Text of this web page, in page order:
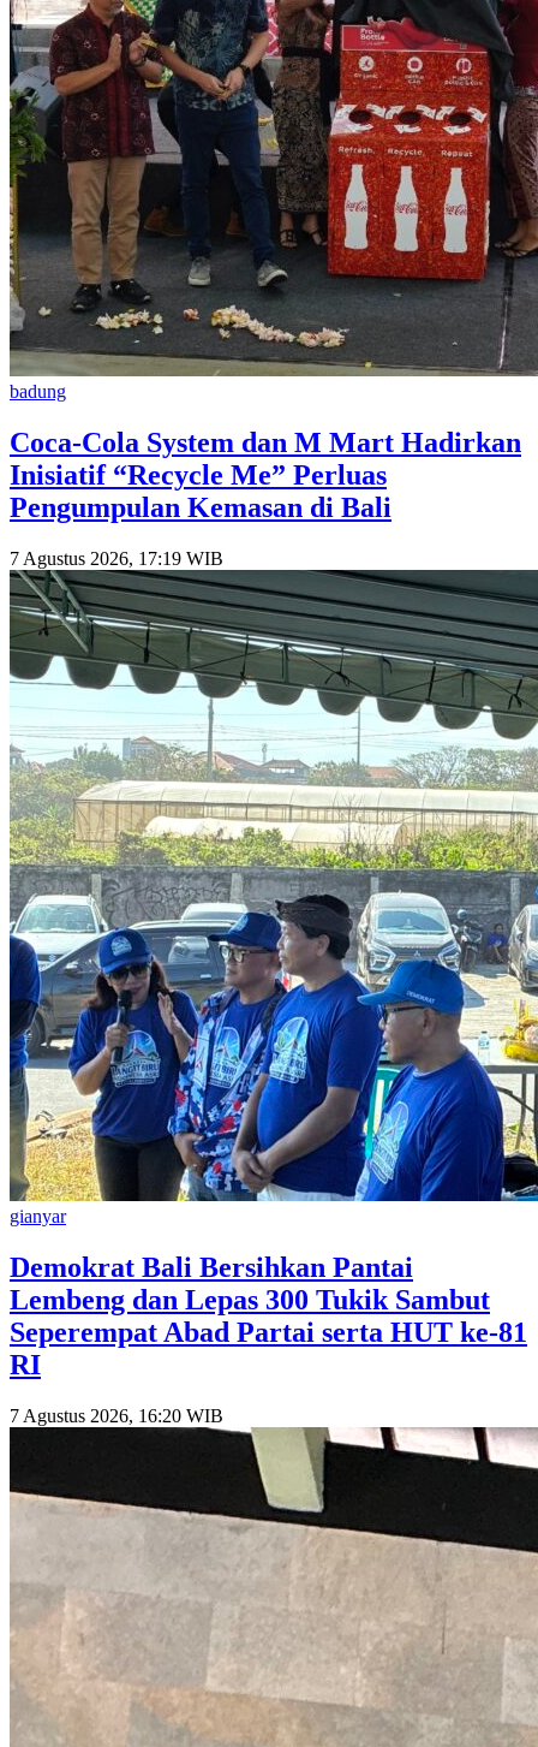
badung
Coca-Cola System dan M Mart Hadirkan
Inisiatif “Recycle Me” Perluas
Pengumpulan Kemasan di Bali
7 Agustus 2026, 17:19 WIB
gianyar
Demokrat Bali Bersihkan Pantai
Lembeng dan Lepas 300 Tukik Sambut
Seperempat Abad Partai serta HUT ke-81
RI
7 Agustus 2026, 16:20 WIB